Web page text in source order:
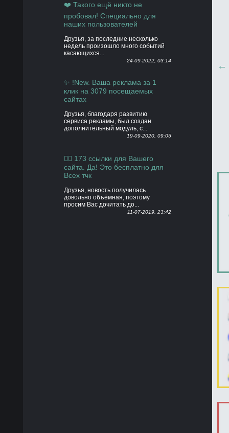
❤️ Такого ещё никто не
пробовал! Специально для
наших пользователей
Друзья, за последние несколько
недель произошло много событий
касающихся...
24-09-2022, 03:14
✨ !New. Ваша реклама за 1
клик на 3079 посещаемых
сайтах
Друзья, благодаря развитию
сервиса рекламы, был создан
дополнительный модуль, с...
19-09-2020, 09:05
👍🏻 173 ссылки для Вашего
сайта. Да! Это бесплатно для
Всех тчк
Друзья, новость получилась
довольно объёмная, поэтому
просим Вас дочитать до...
11-07-2019, 23:42
←